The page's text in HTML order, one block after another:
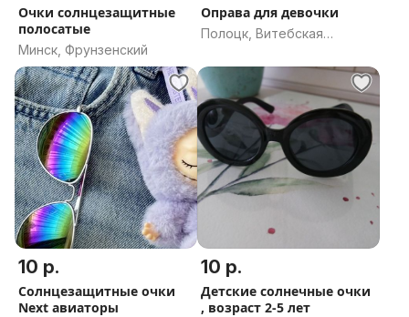
Очки солнцезащитные
полосатые
Минск, Фрунзенский
Оправа для девочки
Полоцк, Витебская
10 р.
Солнцезащитные очки
Next авиаторы
10 р.
Детские солнечные очки
, возраст 2-5 лет